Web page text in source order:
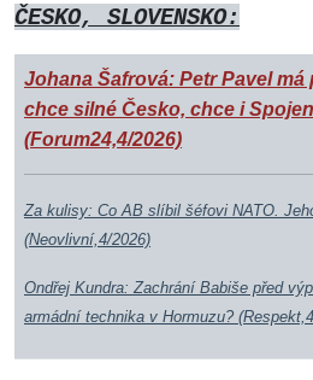
ČESKO, SLOVENSKO:
Johana Šafrová: Petr Pavel
chce silné Česko, chce i
(Forum24,4/2026)
Za kulisy: Co AB slíbil šéfovi NATO.
(Neovlivní,4/2026)
Ondřej Kundra: Zachrání Babiše před
armádní technika v Hormuzu?